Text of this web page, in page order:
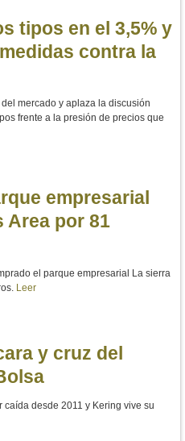
tipos en el 3,5% y
contra la
mercado y aplaza la discusión
frente a la presión de precios que
empresarial
Area por 81
el parque empresarial La sierra
Leer
y cruz del
desde 2011 y Kering vive su